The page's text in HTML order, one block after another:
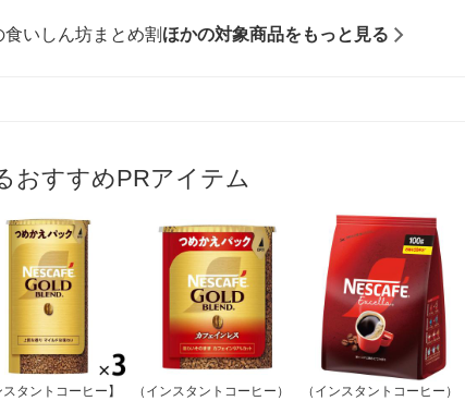
食いしん坊まとめ割 ほかの対象商品をもっと見る
おすすめPRアイテム
スタントコーヒー】
（インスタントコーヒー）
（インスタントコーヒー）